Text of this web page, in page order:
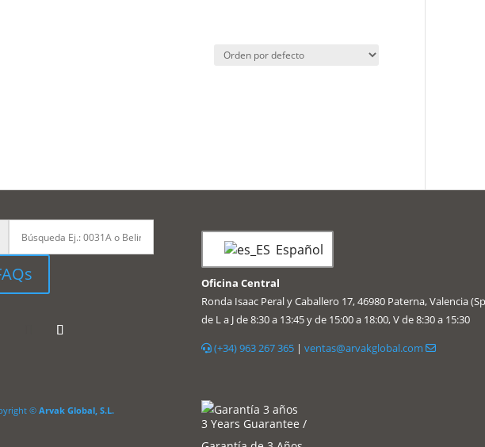
Español
Oficina Central
Ronda Isaac Peral y Caballero 17, 46980 Paterna, Valencia
de L a J de 8:30 a 13:45 y de 15:00 a 18:00, V de 8:30 a 15:30
(+34) 963 267 365| ventas@arvakglobal.com
©Arvak Global, S.L.
3 Years Guarantee /